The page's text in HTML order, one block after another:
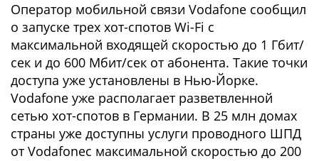
Оператор мобильной связи Vodafone сообщил
о запуске трех хот-спотов Wi-Fi с
максимальной входящей скоростью до 1 Гбит/
сек и до 600 Мбит/сек от абонента. Такие точки
доступа уже установлены в Нью-Йорке.
Vodafone уже располагает разветвленной
сетью хот-спотов в Германии. В 25 млн домах
страны уже доступны услуги проводного ШПД
от Vodafoneс максимальной скоростью до 200